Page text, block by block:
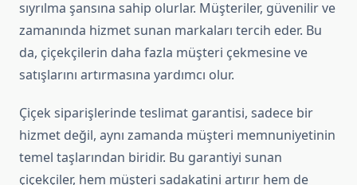
sıyrılma şansına sahip olurlar. Müşteriler, güvenilir ve
zamanında hizmet sunan markaları tercih eder. Bu
da, çiçekçilerin daha fazla müşteri çekmesine ve
satışlarını artırmasına yardımcı olur.
Çiçek siparişlerinde teslimat garantisi, sadece bir
hizmet değil, aynı zamanda müşteri memnuniyetinin
temel taşlarından biridir. Bu garantiyi sunan
çiçekçiler, hem müşteri sadakatini artırır hem de